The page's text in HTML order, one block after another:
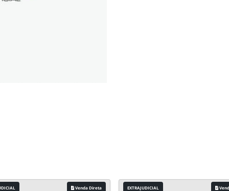
Venda Direta EXTRAJUDICIAL